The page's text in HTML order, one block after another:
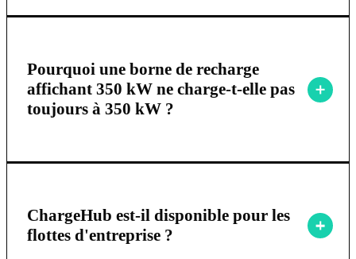
Pourquoi une borne de recharge
affichant 350 kW ne charge-t-elle pas
toujours à 350 kW ?
ChargeHub est-il disponible pour les
flottes d'entreprise ?